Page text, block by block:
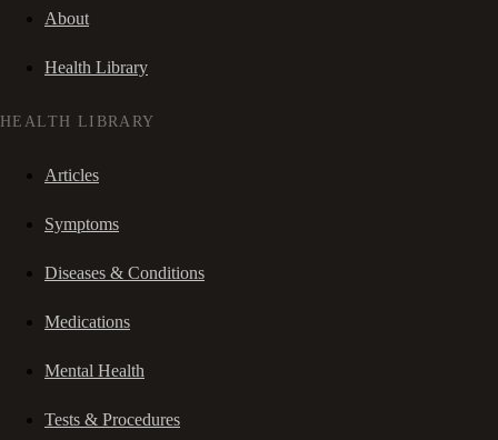
About
Health Library
HEALTH LIBRARY
Articles
Symptoms
Diseases & Conditions
Medications
Mental Health
Tests & Procedures